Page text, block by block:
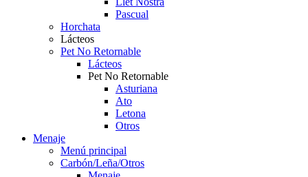
Pascual
Horchata
Lácteos
Pet No Retornable
Lácteos
Pet No Retornable
Asturiana
Ato
Letona
Otros
Menaje
Menú principal
Carbón/Leña/Otros